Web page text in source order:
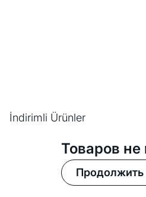
İndirimli Ürünler
Товаров не
Продолжить